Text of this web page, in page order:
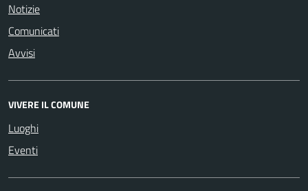
Notizie
Comunicati
Avvisi
VIVERE IL COMUNE
Luoghi
Eventi